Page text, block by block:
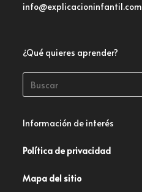
info@explicacioninfantil.com
¿Qué quieres aprender?
Información de interés
Política de privacidad
Mapa del sitio